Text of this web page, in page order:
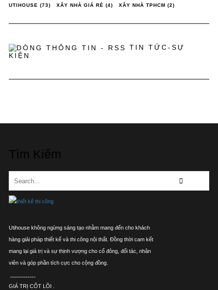
UTIHOUSE (73) XÂY NHÀ GIÁ RẺ (4) XÂY NHÀ TPHCM (2)
TIN TỨC-SỰ
KIỆN
Tìm Kiếm
Utihouse không ngừng sáng tạo nhằm mang đến cho khách
hàng giải pháp thiết kế và thi công nội thất. Đồng thời cam kết
mang lại giá trị và sự thịnh vượng cho cổ đông, đối tác, nhân
viên và góp phần tích cực cho cộng đồng.
-------------
GIÁ TRỊ CỐT LÕI .